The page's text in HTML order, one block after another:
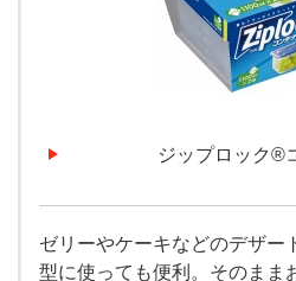
ジップロック®
ゼリーやケーキなどのデザー
型に使っても便利。そのまま